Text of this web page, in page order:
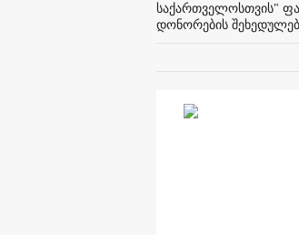
საქართველოსთვის"
დონორების